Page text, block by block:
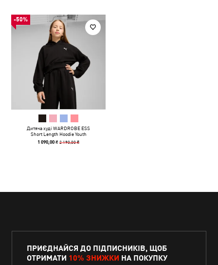
-50%
Дитяча худі WARDROBE ESS
Short Length Hoodie Youth
1 090,00 ₴2 190,00 ₴
ПРИЄДНАЙСЯ ДО ПІДПИСНИКІВ, ЩОБ
ОТРИМАТИ 10% ЗНИЖКИ НА ПОКУПКУ